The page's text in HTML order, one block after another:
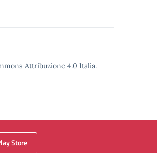
Attribuzione 4.0 Italia.
Store